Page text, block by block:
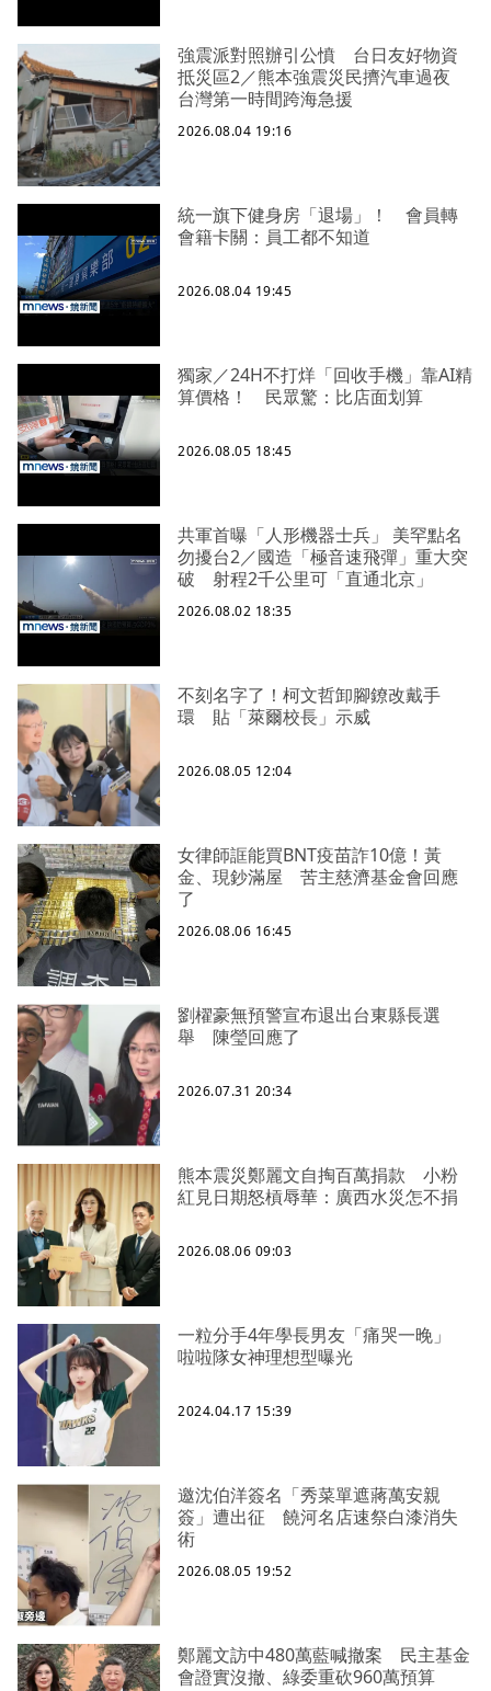
強震派對照辦引公憤 台日友好物資
抵災區2／熊本強震災民擠汽車過夜
台灣第一時間跨海急援
2026.08.04 19:16
統一旗下健身房「退場」！ 會員轉
會籍卡關：員工都不知道
2026.08.04 19:45
獨家／24H不打烊「回收手機」靠AI精
算價格！ 民眾驚：比店面划算
2026.08.05 18:45
共軍首曝「人形機器士兵」 美罕點名
勿擾台2／國造「極音速飛彈」重大突
破 射程2千公里可「直通北京」
2026.08.02 18:35
不刻名字了！柯文哲卸腳鐐改戴手
環 貼「萊爾校長」示威
2026.08.05 12:04
女律師誆能買BNT疫苗詐10億！黃
金、現鈔滿屋 苦主慈濟基金會回應
了
2026.08.06 16:45
劉櫂豪無預警宣布退出台東縣長選
舉 陳瑩回應了
2026.07.31 20:34
熊本震災鄭麗文自掏百萬捐款 小粉
紅見日期怒槓辱華：廣西水災怎不捐
2026.08.06 09:03
一粒分手4年學長男友「痛哭一晚」
啦啦隊女神理想型曝光
2024.04.17 15:39
邀沈伯洋簽名「秀菜單遮蔣萬安親
簽」遭出征 饒河名店速祭白漆消失
術
2026.08.05 19:52
鄭麗文訪中480萬藍喊撤案 民主基金
會證實沒撤、綠委重砍960萬預算